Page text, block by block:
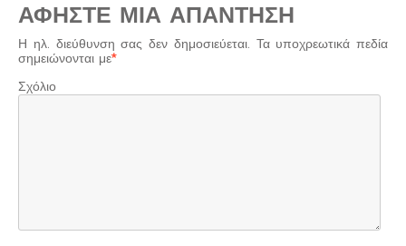
ΑΦΉΣΤΕ ΜΙΑ ΑΠΆΝΤΗΣΗ
Η ηλ. διεύθυνση σας δεν δημοσιεύεται. Τα υποχρεωτικά πεδία
σημειώνονται με*
Σχόλιο